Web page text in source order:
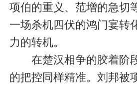
项伯的重义、范增的急切
一场杀机四伏的鸿门宴转
力的转机。
在楚汉相争的胶着阶
的把控同样精准。刘邦被